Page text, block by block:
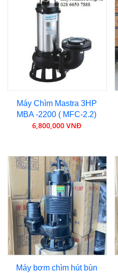
Máy Chìm Mastra 3HP
MBA -2200 ( MFC-2.2)
6,800,000 VNĐ
Máy bơm chìm hút bùn